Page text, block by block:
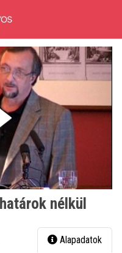
kihagyása
nélkül
Alapadatok